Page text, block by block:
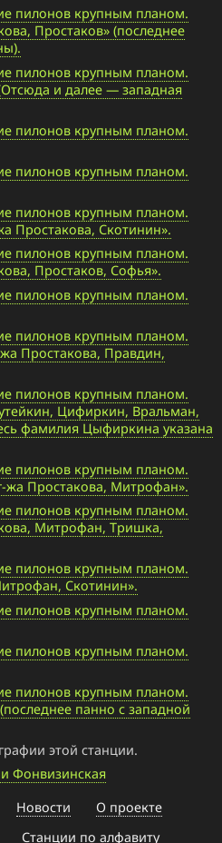
пилонов крупным планом.
Простаков» (последнее
пилонов крупным планом.
и далее — западная
пилонов крупным планом.
пилонов крупным планом.
пилонов крупным планом.
Простакова, Скотинин».
пилонов крупным планом.
Простаков, Софья».
пилонов крупным планом.
пилонов крупным планом.
Простакова, Правдин,
пилонов крупным планом.
Цифиркин, Вральман,
фамилия Цыфиркина указана
пилонов крупным планом.
жа Простакова, Митрофан».
пилонов крупным планом.
Митрофан, Тришка,
пилонов крупным планом.
Скотинин».
пилонов крупным планом.
пилонов крупным планом.
пилонов крупным планом.
панно с западной
этой станции.
Фонвизинская
Новости
О проекте
Станции по алфавиту